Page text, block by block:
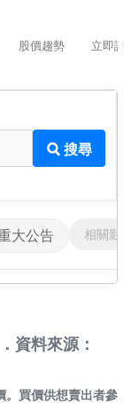
股價趨勢 立即詢
搜尋
大公告 相關影
資料來源：
。買價供想賣出者參